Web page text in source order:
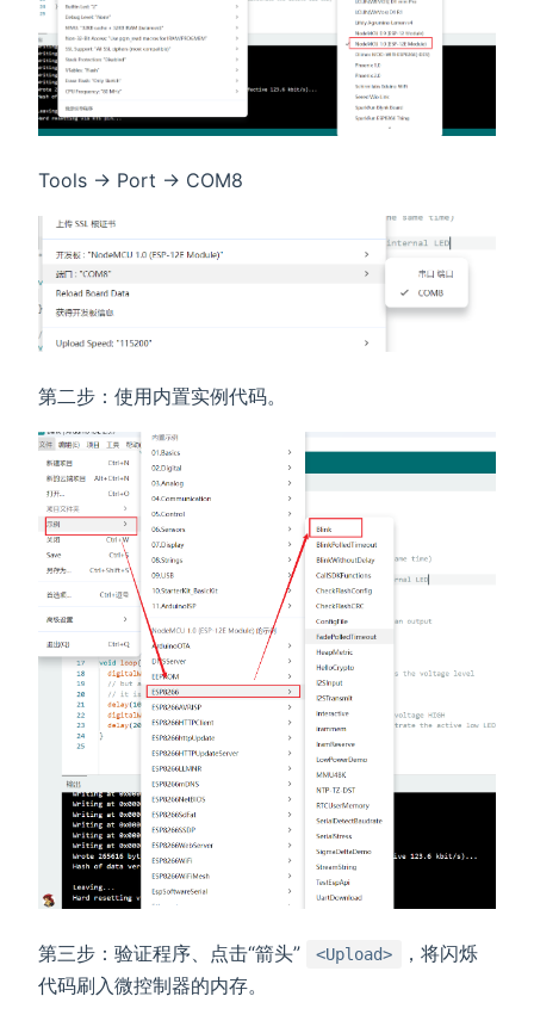
Tools -> Port -> COM8
第二步：使用内置实例代码。
第三步：验证程序、点击“箭头” <Upload>
，将闪烁
代码刷入微控制器的内存。